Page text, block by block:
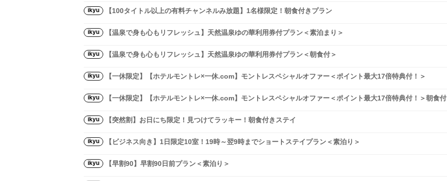
ikyu 【100タイトル以上の有料チャンネルみ放題】1名様限定！朝食付きプラン
ikyu 【温泉で身も心もリフレッシュ】天然温泉ゆの華利用券付プラン＜素泊まり＞
ikyu 【温泉で身も心もリフレッシュ】天然温泉ゆの華利用券付プラン＜朝食付＞
ikyu 【一休限定】【ホテルモントレ×一休.com】モントレスペシャルオファー＜ポイント最大17倍特典付！＞
ikyu 【一休限定】【ホテルモントレ×一休.com】モントレスペシャルオファー＜ポイント最大17倍特典付！＞朝食付
ikyu 【突然割】お日にち限定！見つけてラッキー！朝食付きステイ
ikyu 【ビジネス向き】1日限定10室！19時～翌9時までショートステイプラン＜素泊り＞
ikyu 【早割90】早割90日前プラン＜素泊り＞